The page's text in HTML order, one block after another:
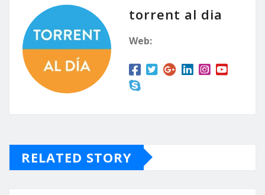
torrent al dia
Web:
RELATED STORY